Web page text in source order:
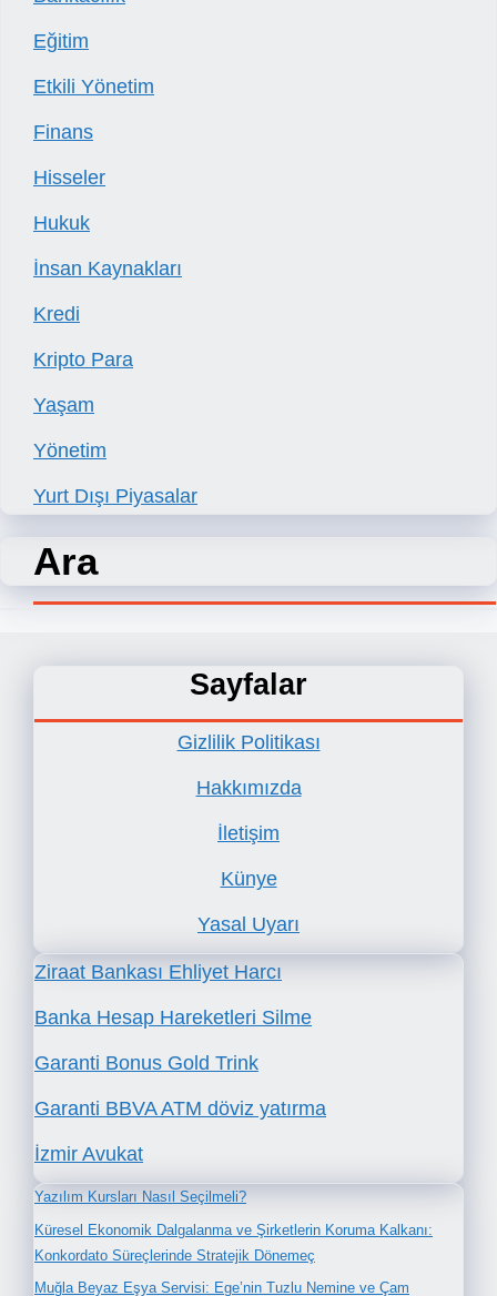
Eğitim
Etkili Yönetim
Finans
Hisseler
Hukuk
İnsan Kaynakları
Kredi
Kripto Para
Yaşam
Yönetim
Yurt Dışı Piyasalar
Ara
Sayfalar
Gizlilik Politikası
Hakkımızda
İletişim
Künye
Yasal Uyarı
Ziraat Bankası Ehliyet Harcı
Banka Hesap Hareketleri Silme
Garanti Bonus Gold Trink
Garanti BBVA ATM döviz yatırma
İzmir Avukat
Yazılım Kursları Nasıl Seçilmeli?
Küresel Ekonomik Dalgalanma ve Şirketlerin Koruma Kalkanı:
Konkordato Süreçlerinde Stratejik Dönemeç
Muğla Beyaz Eşya Servisi: Ege’nin Tuzlu Nemine ve Çam